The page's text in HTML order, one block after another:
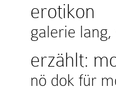
erotikon
galerie
erzählt:
nö dok für